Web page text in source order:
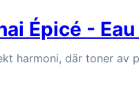
Épicé -
harmoni, där toner av